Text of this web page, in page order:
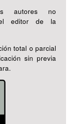
autores no
editor de la
total o parcial
sin previa